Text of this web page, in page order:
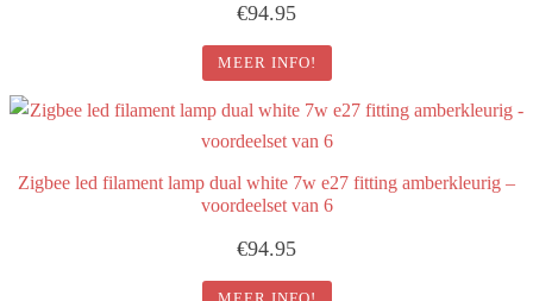
€94.95
MEER INFO!
Zigbee led filament lamp dual white 7w e27 fitting amberkleurig –
voordeelset van 6
€94.95